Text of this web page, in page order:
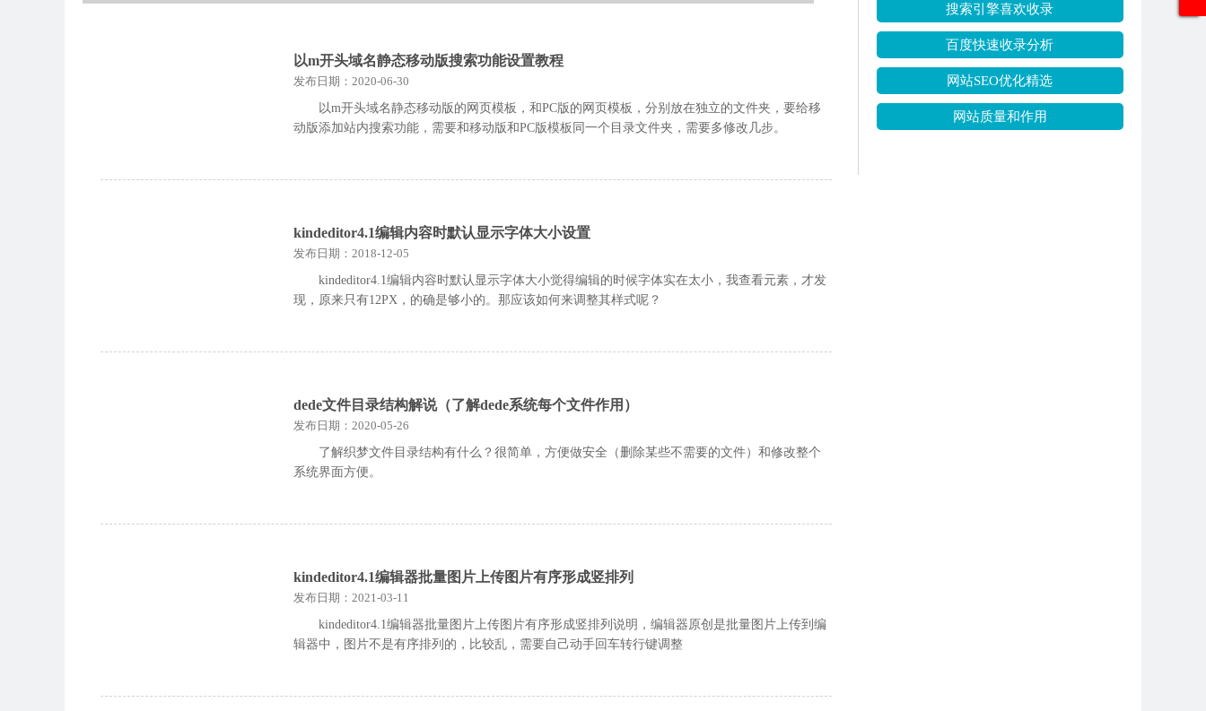
以m开头域名静态移动版搜索功能设置教程
发布日期：2020-06-30
以m开头域名静态移动版的网页模板，和PC版的网页模板，分别放在独立的文件夹，要给移
动版添加站内搜索功能，需要和移动版和PC版模板同一个目录文件夹，需要多修改几步。
kindeditor4.1编辑内容时默认显示字体大小设置
发布日期：2018-12-05
kindeditor4.1编辑内容时默认显示字体大小觉得编辑的时候字体实在太小，我查看元素，才发
现，原来只有12PX，的确是够小的。那应该如何来调整其样式呢？
dede文件目录结构解说（了解dede系统每个文件作用）
发布日期：2020-05-26
了解织梦文件目录结构有什么？很简单，方便做安全（删除某些不需要的文件）和修改整个
系统界面方便。
kindeditor4.1编辑器批量图片上传图片有序形成竖排列
发布日期：2021-03-11
kindeditor4.1编辑器批量图片上传图片有序形成竖排列说明，编辑器原创是批量图片上传到编
辑器中，图片不是有序排列的，比较乱，需要自己动手回车转行键调整
搜索引擎喜欢收录
百度快速收录分析
网站SEO优化精选
网站质量和作用